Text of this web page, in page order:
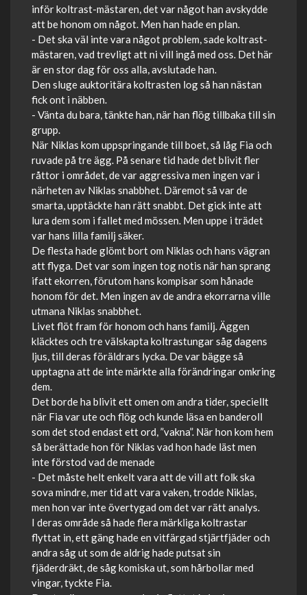
inför koltrast-mästaren, det var något han avskydde
att be honom om något. Men han hade en plan.
- Det ska väl inte vara något problem, sade koltrast-
mästaren, vad trevligt att ni vill ingå med oss. Det här
är en stor dag för oss alla, avslutade han.
Den sluge auktoritära koltrasten log så han nästan
fick ont i näbben.
- Vänta du bara, tänkte han, när han flög tillbaka till sin
grupp.
När Niklas kom uppspringande till boet, så låg Fia och
ruvade på tre ägg. På senare tid hade det blivit fler
råttor i området, de var aggressiva men ingen var i
närheten av Niklas snabbhet. Däremot så var de
smarta, upptäckte han rätt snabbt. Det gick inte att
lura dem som i fallet med mössen. Men uppe i trädet
var hans lilla familj säker.
De flesta hade glömt bort om Niklas och hans vägran
att flyga. Det var som ingen tog notis när han sprang
ifatt ekorren, förutom hans kompisar som hånade
honom för det. Men ingen av de andra ekorrarna ville
utmana Niklas snabbhet.
Livet flöt fram för honom och hans familj. Äggen
kläcktes och tre välskapta koltrastungar såg dagens
ljus, till deras föräldrars lycka. De var bägge så
upptagna att de inte märkte alla förändringar omkring
dem.
Det borde ha blivit ett omen om andra tider, speciellt
när Fia var ute och flög och kunde läsa en banderoll
som det stod endast ett ord, ”vakna”. När hon kom hem
så berättade hon för Niklas vad hon hade läst men
inte förstod vad de menade
- Det måste helt enkelt vara att de vill att folk ska
sova mindre, mer tid att vara vaken, trodde Niklas,
men hon var inte övertygad om det var rätt analys.
I deras område så hade flera märkliga koltrastar
flyttat in, ett gäng hade en vitfärgad stjärtfjäder och
andra såg ut som de aldrig hade putsat sin
fjäderdräkt, de såg komiska ut, som hårbollar med
vingar, tyckte Fia.